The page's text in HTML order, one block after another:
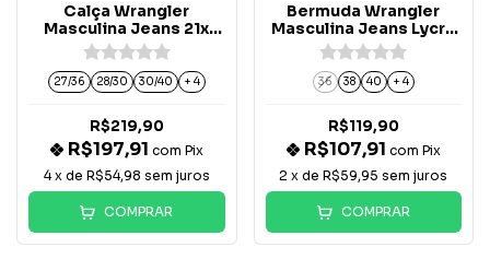
Calça Wrangler
Masculina Jeans 21x
Elastic - 21X44DD36
27/36 28/30 30/40 + 4
R$219,90
R$197,91 com Pix
4 x de R$54,98 sem juros
COMPRAR
Bermuda Wrangler
Masculina Jeans Lycra
Slin Red Tag -
WM61503RT
36 38 40 + 4
R$119,90
R$107,91 com Pix
2 x deR$59,95 sem juros
COMPRAR